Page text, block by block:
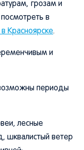
грозам и
в
Красноярске.
и
периоды
лесные
шквалистый ветер